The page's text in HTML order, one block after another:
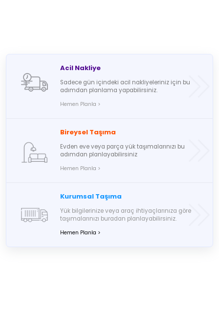
Acil Nakliye
Sadece gün içindeki acil nakliyeleriniz için bu
adımdan planlama yapabilirsiniz.
Hemen Planla >
Bireysel Taşıma
Evden eve veya parça yük taşımalarınızı bu
adımdan planlayabilirsiniz
Hemen Planla >
Kurumsal Taşıma
Yük bilgilerinize veya araç ihtiyaçlarınıza göre
taşımalarınızı buradan planlayabilirsiniz.
Hemen Planla >